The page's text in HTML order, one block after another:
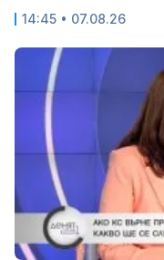
14:45 • 07.08.26